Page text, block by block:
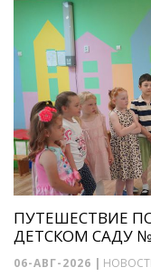
ПУТЕШЕСТВИЕ
ДЕТСКОМ САДУ
06-АВГ-2026 |